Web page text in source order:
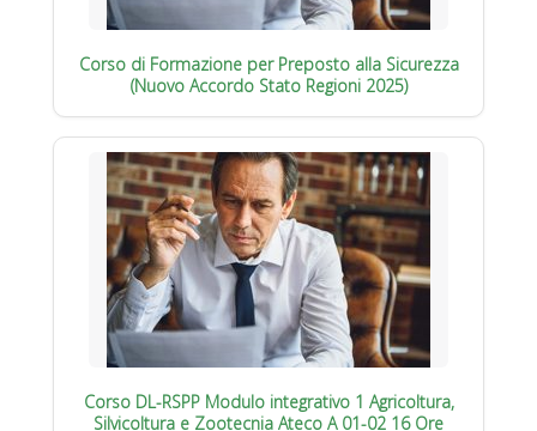
Corso di Formazione per Preposto alla Sicurezza
(Nuovo Accordo Stato Regioni 2025)
Corso DL-RSPP Modulo integrativo 1 Agricoltura,
Silvicoltura e Zootecnia Ateco A 01-02 16 Ore